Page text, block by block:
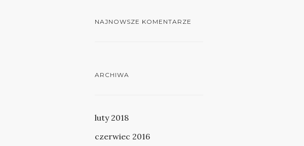
NAJNOWSZE KOMENTARZE
ARCHIWA
luty 2018
czerwiec 2016